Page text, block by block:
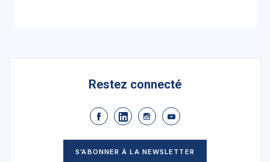
Restez connecté
S’ABONNER À LA NEWSLETTER